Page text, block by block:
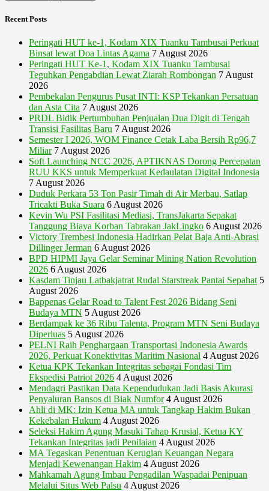
Recent Posts
Peringati HUT ke-1, Kodam XIX Tuanku Tambusai Perkuat
Binsat lewat Doa Lintas Agama 7 August 2026
Peringati HUT Ke-1, Kodam XIX Tuanku Tambusai
Teguhkan Pengabdian Lewat Ziarah Rombongan 7 August
2026
Pembekalan Pengurus Pusat INTI: KSP Tekankan Persatuan
dan Asta Cita 7 August 2026
PRDL Bidik Pertumbuhan Penjualan Dua Digit di Tengah
Transisi Fasilitas Baru 7 August 2026
Semester I 2026, WOM Finance Cetak Laba Bersih Rp96,7
Miliar 7 August 2026
Soft Launching NCC 2026, APTIKNAS Dorong Percepatan
RUU KKS untuk Memperkuat Kedaulatan Digital Indonesia
7 August 2026
Duduk Perkara 53 Ton Pasir Timah di Air Merbau, Satlap
Tricakti Buka Suara 6 August 2026
Kevin Wu PSI Fasilitasi Mediasi, TransJakarta Sepakat
Tanggung Biaya Korban Tabrakan JakLingko 6 August 2026
Victory Trembesi Indonesia Hadirkan Pelat Baja Anti-Abrasi
Dillinger Jerman 6 August 2026
BPD HIPMI Jaya Gelar Seminar Mining Nation Revolution
2026 6 August 2026
Kasdam Tinjau Latbakjatrat Rudal Starstreak Pantai Sepahat 5
August 2026
Bappenas Gelar Road to Talent Fest 2026 Bidang Seni
Budaya MTN 5 August 2026
Berdampak ke 36 Ribu Talenta, Program MTN Seni Budaya
Diperluas 5 August 2026
PELNI Raih Penghargaan Transportasi Indonesia Awards
2026, Perkuat Konektivitas Maritim Nasional 4 August 2026
Ketua KPK Tekankan Integritas sebagai Fondasi Tim
Ekspedisi Patriot 2026 4 August 2026
Mendagri Pastikan Data Kependudukan Jadi Basis Akurasi
Penyaluran Bansos di Biak Numfor 4 August 2026
Ahli di MK: Izin Ketua MA untuk Tangkap Hakim Bukan
Kekebalan Hukum 4 August 2026
Seleksi Hakim Agung Masuki Tahap Krusial, Ketua KY
Tekankan Integritas jadi Penilaian 4 August 2026
MA Tegaskan Penentuan Kerugian Keuangan Negara
Menjadi Kewenangan Hakim 4 August 2026
Mahkamah Agung Imbau Pengadilan Waspadai Penipuan
Melalui Situs Web Palsu 4 August 2026